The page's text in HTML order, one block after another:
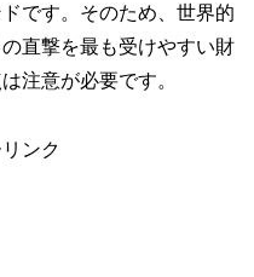
です。そのため、世界的
直撃を最も受けやすい財
注意が必要です。
ンク